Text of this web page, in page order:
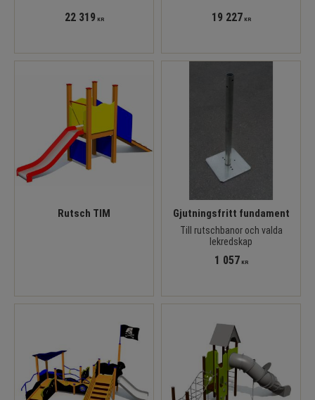
22 319 KR 19 227 KR
Rutsch TIM Gjutningsfritt fundament
Till rutschbanor och valda
lekredskap
1 057 KR